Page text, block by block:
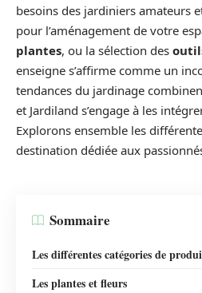
besoins des jardiniers amateurs
pour l’aménagement de votre
plantes, ou la sélection des
enseigne s’affirme comme un
tendances du jardinage
et Jardiland s’engage à les
Explorons ensemble les
destination dédiée aux
Sommaire
Les différentes catégories de
Les plantes et fleurs